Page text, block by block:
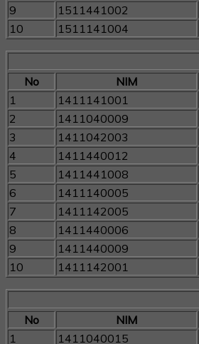
9
1511441002
10
1511141004
No
NIM
1
1411141001
2
1411040009
3
1411042003
4
1411440012
5
1411441008
6
1411140005
7
1411142005
8
1411440006
9
1411440009
10
1411142001
No
NIM
1
1411040015